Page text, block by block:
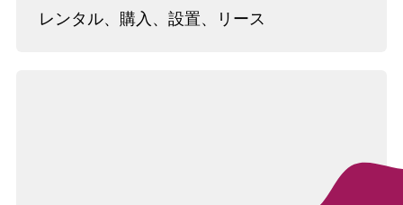
レンタル、購入、設置、リース